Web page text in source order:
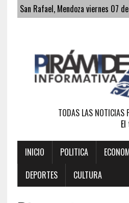
San Rafael, Mendoza viernes 07
TODAS LAS NOTICIAS
INICIO POLITICA
DEPORTES
CULTURA